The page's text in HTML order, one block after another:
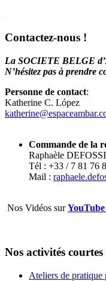
Contactez-nous !
La SOCIETE BELGE
N’hésitez pas à prendre
Personne de contact:
Katherine C. López
Commande de la
Raphaèle
Tél : +33 / 7 81 76
Mail :
Nos Vidéos surYouTube
Nos activités courtes
Ateliers de pratique